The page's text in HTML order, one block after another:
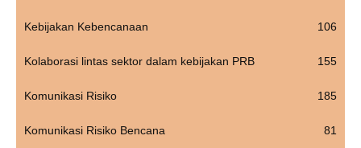
Kebijakan Kebencanaan 106
Kolaborasi lintas sektor dalam kebijakan PRB 155
Komunikasi Risiko 185
Komunikasi Risiko Bencana 81